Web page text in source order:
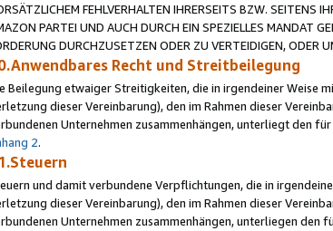
FEHLVERHALTEN IHRERSEITS BZW. SEITENS
PARTEI UND AUCH DURCH EIN SPEZIELLES MANDAT
DURCHZUSETZEN ODER ZU VERTEIDIGEN, ODER
Recht und Streitbeilegung
Beilegung etwaiger Streitigkeiten, die in irgendeiner Weise
dieser Vereinbarung), den im Rahmen dieser
Unternehmen zusammenhängen, unterliegt den
2.
und damit verbundene Verpflichtungen, die in
dieser Vereinbarung), den im Rahmen dieser
Unternehmen zusammenhängen, unterliegen